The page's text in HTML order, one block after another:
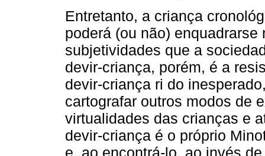
Entretanto, a criança
poderá (ou não)
subjetividades que a
devir-criança, porém, é a
devir-criança ri do
cartografar outros modos de
virtualidades das crianças e
devir-criança é o próprio
e, ao encontrá-lo, ao invés